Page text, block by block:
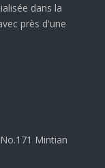
dans la
près d'une
Mintian